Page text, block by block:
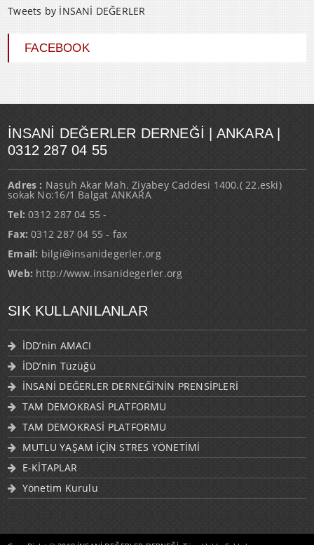
Tweets by İNSANİ DEĞERLER
FACEBOOK
İNSANI DEĞERLER DERNEĞI | ANKARA |
0312 287 04 55
Adres : Nasuh Akar Mah. Ziyabey Caddesi 1400.( 22.eski)
sokak No:16/1 Balgat ANKARA
Tel: 0312 287 04 55 -
Fax: 0312 287 04 55 - fax
Email: bilgi@insanidegerler.org
Web: http://www.insanidegerler.org
SIK KULLANILANLAR
İDD’nin AMACI
İDD’nin Tüzüğü
İNSANİ DEĞERLER DERNEĞİ’NİN PRENSİPLERİ
TAM DEMOKRASİ PLATFORMU
TAM DEMOKRASİ PLATFORMU
MUTLU YAŞAM İÇİN STRES YÖNETİMİ
E-KİTAPLAR
Yönetim Kurulu